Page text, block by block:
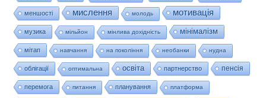
меншості мислення молодь мотивація
музика мільйон мінлива дохідність мінімалізм
мітап навчання на покоління необанки нудна
облігації оптимальна освіта партнерство пенсія
перемога питання планування платформа